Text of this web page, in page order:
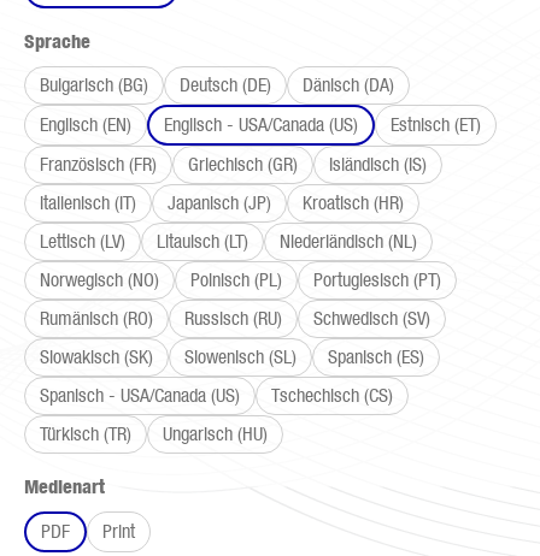
Spracheauswählen
Bulgarisch (BG)
Deutsch (DE)
Dänisch (DA)
Englisch (EN)
Englisch - USA/Canada (US)
Estnisch (ET)
Französisch (FR)
Griechisch (GR)
Isländisch (IS)
Italienisch (IT)
Japanisch (JP)
Kroatisch (HR)
Lettisch (LV)
Litauisch (LT)
Niederländisch (NL)
Norwegisch (NO)
Polnisch (PL)
Portugiesisch (PT)
Rumänisch (RO)
Russisch (RU)
Schwedisch (SV)
Slowakisch (SK)
Slowenisch (SL)
Spanisch (ES)
Spanisch - USA/Canada (US)
Tschechisch (CS)
Türkisch (TR)
Ungarisch (HU)
Medienartauswählen
PDF
Print